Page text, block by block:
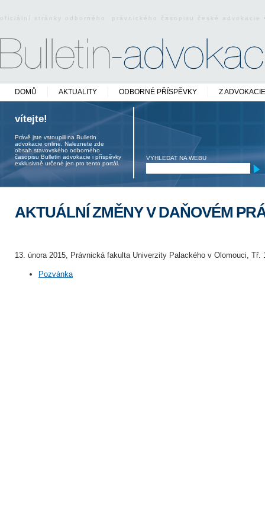
oficiální stránky odborného právnického časopisu české
DOMŮ AKTUALITY ODBORNÉ PŘÍSPĚVKY Z ADVOKACIE
vítejte!
Právě jste vstoupili na Bulletin
advokacie online. Naleznete zde
obsah stavovského odborného
časopisu Bulletin advokacie i příspěvky
exklusivně určené jen pro tento portál.
VYHLEDAT NA WEBU
AKTUÁLNÍ ZMĚNY V DAŇOVÉM
13. února 2015, Právnická fakulta Univerzity Palackého v Olomouci, Tř.
Pozvánka